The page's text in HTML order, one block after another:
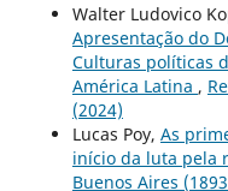
Walter Ludovico
Apresentação do
Culturas políticas
América Latina ,
(2024)
Lucas Poy, As
início da luta pela
Buenos Aires